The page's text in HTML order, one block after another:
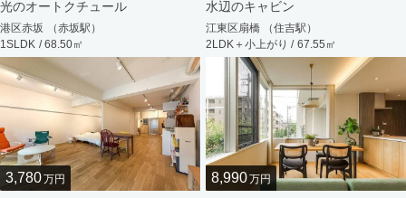
光のオートクチュール
港区赤坂 （赤坂駅）
1SLDK / 68.50㎡
水辺のキャビン
江東区扇橋 （住吉駅）
2LDK＋小上がり / 67.55㎡
3,780万円 8,990万円